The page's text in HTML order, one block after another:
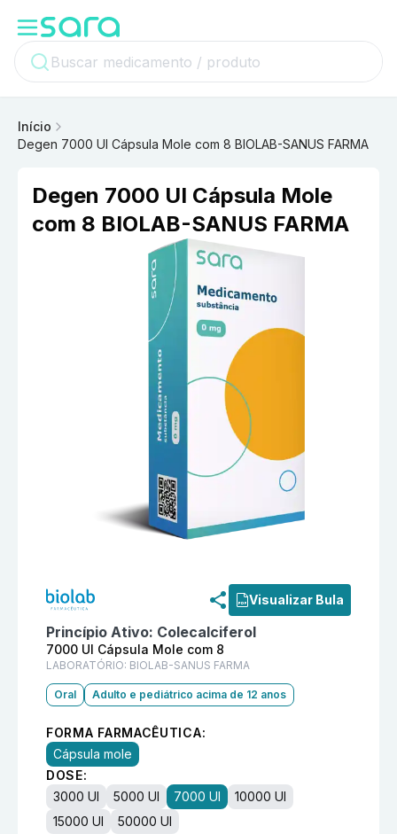
Início
Degen 7000 UI Cápsula Mole com 8 BIOLAB-SANUS FARMA
Degen 7000 UI Cápsula Mole
com 8 BIOLAB-SANUS FARMA
Visualizar Bula
Princípio Ativo: Colecalciferol
7000 UI Cápsula Mole com 8
LABORATÓRIO: BIOLAB-SANUS FARMA
Oral Adulto e pediátrico acima de 12 anos
FORMA FARMACÊUTICA:
Cápsula mole
DOSE:
3000 UI
5000 UI 7000 UI
10000 UI
15000 UI
50000 UI